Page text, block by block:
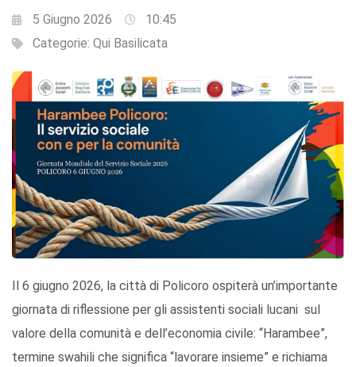
5 Giugno 2026
10:45
Categorie: Qui Basilicata
Il 6 giugno 2026, la città di Policoro ospiterà un’importante
giornata di riflessione per gli assistenti sociali lucani sul
valore della comunità e dell’economia civile: “Harambee”,
termine swahili che significa “lavorare insieme” e richiama